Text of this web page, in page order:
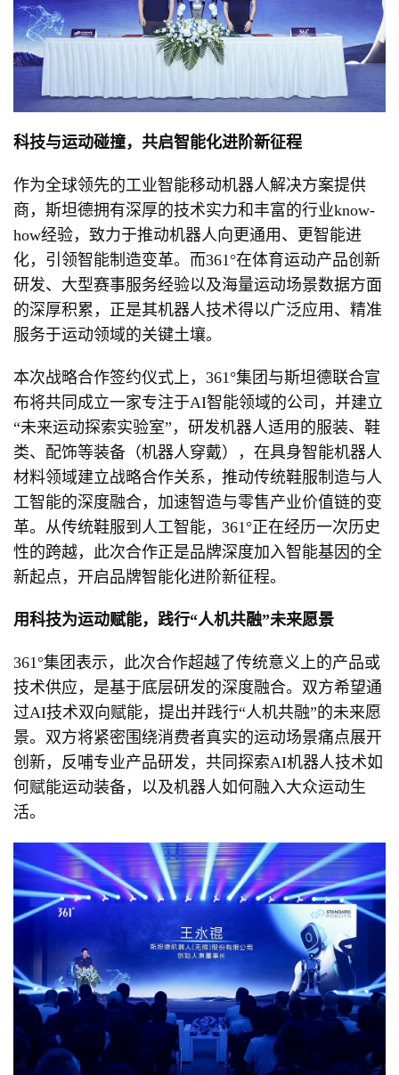
科技与运动碰撞，共启智能化进阶新征程
作为全球领先的工业智能移动机器人解决方案提供
商，斯坦德拥有深厚的技术实力和丰富的行业know-
how经验，致力于推动机器人向更通用、更智能进
化，引领智能制造变革。而361°在体育运动产品创新
研发、大型赛事服务经验以及海量运动场景数据方面
的深厚积累，正是其机器人技术得以广泛应用、精准
服务于运动领域的关键土壤。
本次战略合作签约仪式上，361°集团与斯坦德联合宣
布将共同成立一家专注于AI智能领域的公司，并建立
“未来运动探索实验室”，研发机器人适用的服装、鞋
类、配饰等装备（机器人穿戴），在具身智能机器人
材料领域建立战略合作关系，推动传统鞋服制造与人
工智能的深度融合，加速智造与零售产业价值链的变
革。从传统鞋服到人工智能，361°正在经历一次历史
性的跨越，此次合作正是品牌深度加入智能基因的全
新起点，开启品牌智能化进阶新征程。
用科技为运动赋能，践行“人机共融”未来愿景
361°集团表示，此次合作超越了传统意义上的产品或
技术供应，是基于底层研发的深度融合。双方希望通
过AI技术双向赋能，提出并践行“人机共融”的未来愿
景。双方将紧密围绕消费者真实的运动场景痛点展开
创新，反哺专业产品研发，共同探索AI机器人技术如
何赋能运动装备，以及机器人如何融入大众运动生
活。